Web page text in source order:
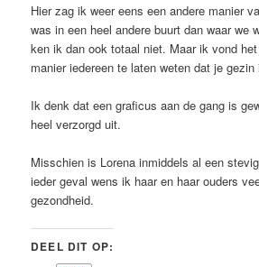
Hier zag ik weer eens een andere manier
was in een heel andere buurt dan waar we
ken ik dan ook totaal niet. Maar ik vond
manier iedereen te laten weten dat je gezin
Ik denk dat een graficus aan de gang is
heel verzorgd uit.
Misschien is Lorena inmiddels al een
ieder geval wens ik haar en haar ouders
gezondheid.
DEEL DIT OP: